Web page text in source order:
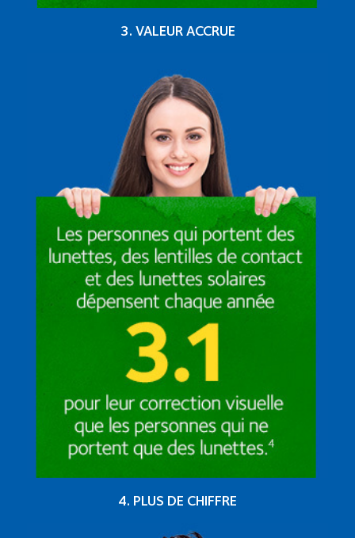
3. VALEUR ACCRUE
4. PLUS DE CHIFFRE